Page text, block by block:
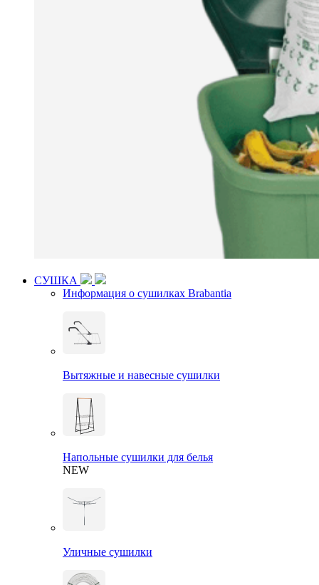
СУШКА
Информация о сушилках Brabantia
Вытяжные и навесные сушилки
Напольные сушилки для белья
NEW
Уличные сушилки